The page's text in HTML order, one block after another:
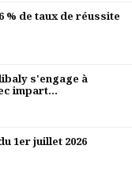
% de taux de réussite
s'engage à
impart...
1er juillet 2026